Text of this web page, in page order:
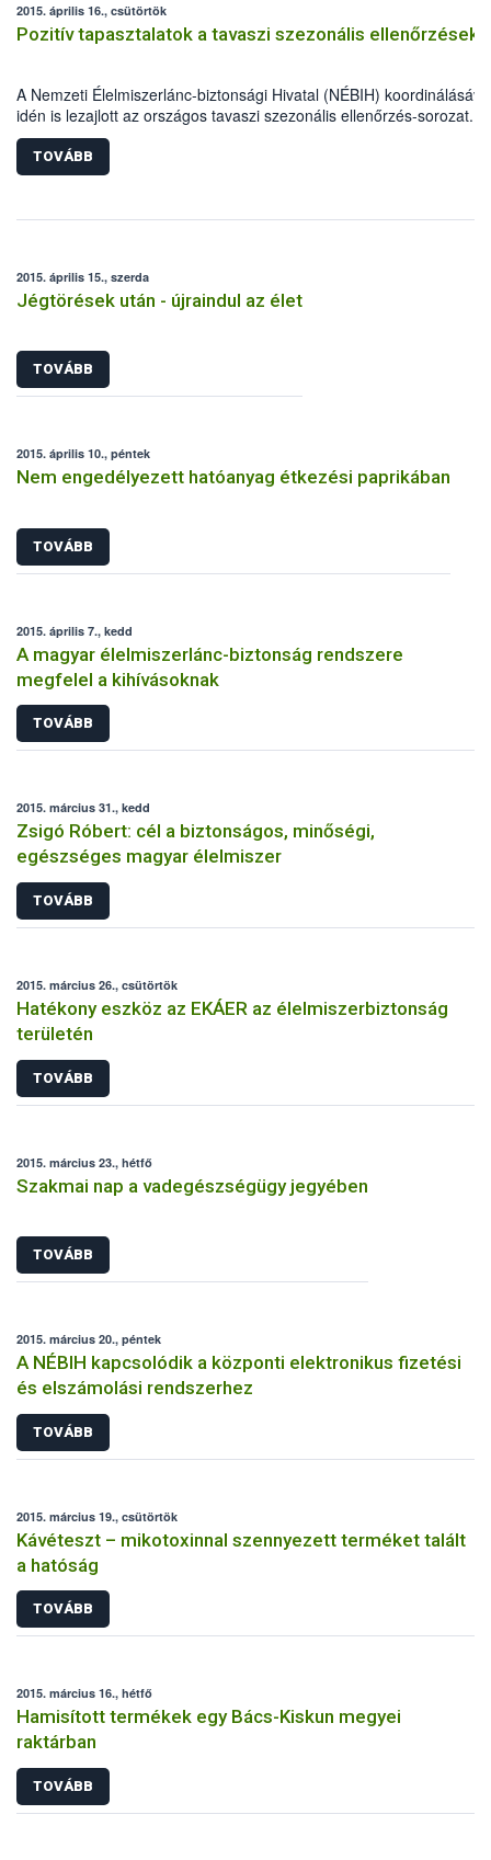
2015. április 16., csütörtök
Pozitív tapasztalatok a tavaszi szezonális
A Nemzeti Élelmiszerlánc-biztonsági Hivatal (NÉBIH)
idén is lezajlott az országos tavaszi szezonális ellenőrzés-sorozat.
élelmiszerlánc-biztonsági szakemberek szűk egy hónap alatt több
800 ellenőrzést végeztek, 69 alkalommal figyelmeztetést és
esetben bírságot szabtak ki.
TOVÁBB
2015. április 15., szerda
Jégtörések után - újraindul az élet
TOVÁBB
2015. április 10., péntek
Nem engedélyezett hatóanyag étkezési paprikában
TOVÁBB
2015. április 7., kedd
A magyar élelmiszerlánc-biztonság rendszere
megfelel a kihívásoknak
TOVÁBB
2015. március 31., kedd
Zsigó Róbert: cél a biztonságos, minőségi,
egészséges magyar élelmiszer
TOVÁBB
2015. március 26., csütörtök
Hatékony eszköz az EKÁER az élelmiszerbiztonság
területén
TOVÁBB
2015. március 23., hétfő
Szakmai nap a vadegészségügy jegyében
TOVÁBB
2015. március 20., péntek
A NÉBIH kapcsolódik a központi elektronikus fizetési
és elszámolási rendszerhez
TOVÁBB
2015. március 19., csütörtök
Kávéteszt – mikotoxinnal szennyezett terméket talált
a hatóság
TOVÁBB
2015. március 16., hétfő
Hamisított termékek egy Bács-Kiskun megyei
raktárban
TOVÁBB